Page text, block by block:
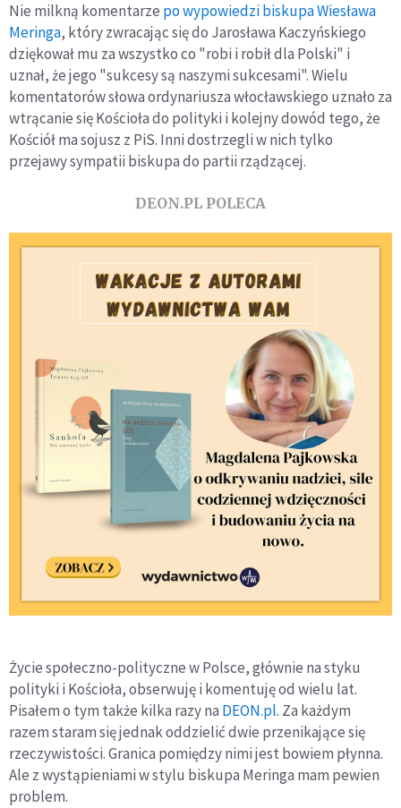
Nie milkną komentarze po wypowiedzi biskupa Wiesława
Meringa, który zwracając się do Jarosława Kaczyńskiego
dziękował mu za wszystko co "robi i robił dla Polski" i
uznał, że jego "sukcesy są naszymi sukcesami". Wielu
komentatorów słowa ordynariusza włocławskiego uznało za
wtrącanie się Kościoła do polityki i kolejny dowód tego, że
Kościół ma sojusz z PiS. Inni dostrzegli w nich tylko
przejawy sympatii biskupa do partii rządzącej.
DEON.PL POLECA
Życie społeczno-polityczne w Polsce, głównie na styku
polityki i Kościoła, obserwuję i komentuję od wielu lat.
Pisałem o tym także kilka razy na DEON.pl. Za każdym
razem staram się jednak oddzielić dwie przenikające się
rzeczywistości. Granica pomiędzy nimi jest bowiem płynna.
Ale z wystąpieniami w stylu biskupa Meringa mam pewien
problem.